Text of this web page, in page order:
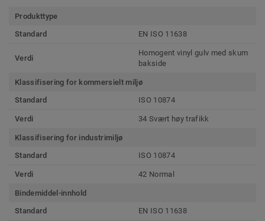
Produkttype
Standard
EN ISO 11638
Verdi
Homogent vinyl gulv med skum
bakside
Klassifisering for kommersielt miljø
Standard
ISO 10874
Verdi 34 Svært høy trafikk
Klassifisering for industrimiljø
Standard
ISO 10874
Verdi 42 Normal
Bindemiddel-innhold
Standard
EN ISO 11638